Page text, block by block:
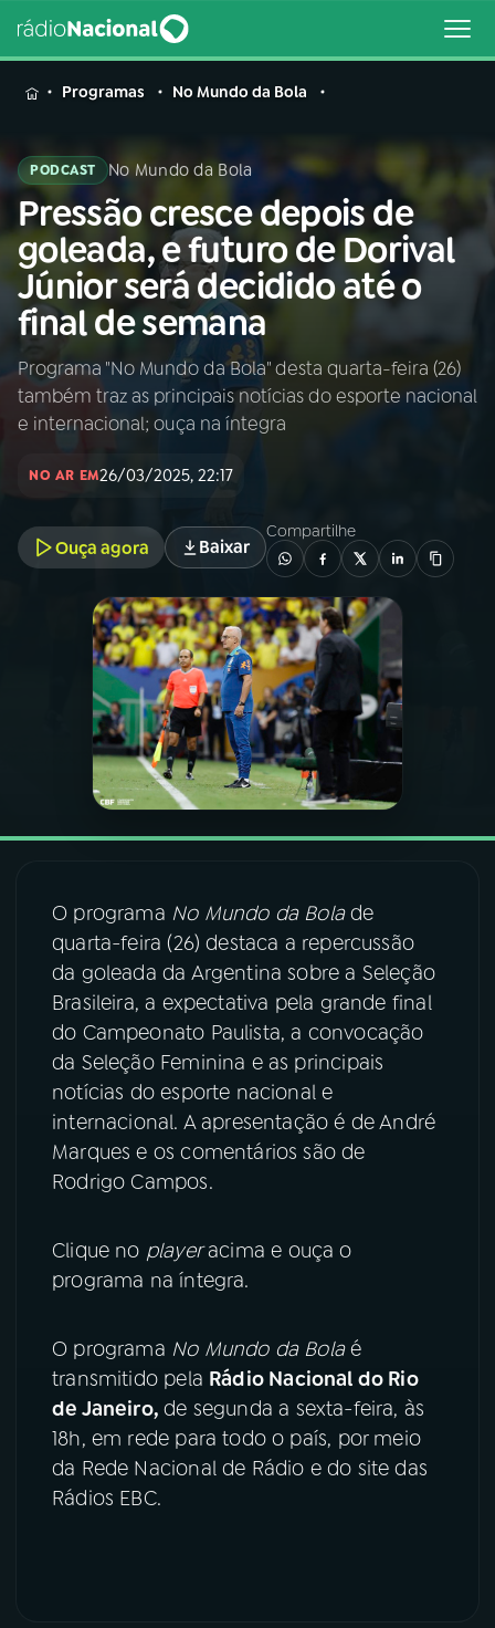
MENU
Buscar
na
Rádio
Nacional
Buscar
AO VIVO
01 INÍCIO
02A RÁDIO
03PROGRAMAÇÃO
PROGRAMAS
PODCASTS
VIDEOCASTS
07ÚLTIMAS
08FESTIVAL DE MÚSICA
ACOMPANHE A RÁDIO NACIONAL
YouTube Facebook
Instagram X
TikTok
Programas No Mundo da Bola
PODCAST No Mundo da Bola
Pressão cresce depois de
goleada, e futuro de Dorival
Júnior será decidido até o
final de semana
Programa "No Mundo da Bola" desta quarta-feira (26)
também traz as principais notícias do esporte nacional
e internacional; ouça na íntegra
NO AR EM26/03/2025, 22:17
Ouça agora Baixar
Compartilhe
O programa No Mundo da Bolade
quarta-feira (26) destaca a repercussão
da goleada da Argentina sobre a Seleção
Brasileira, a expectativa pela grande final
do Campeonato Paulista, a convocação
da Seleção Feminina e as principais
notícias do esporte nacional e
internacional. A apresentação é de André
Marques e os comentários são de
Rodrigo Campos.
Clique no playeracima e ouça o
programa na íntegra.
O programa No Mundo da Bolaé
transmitido pela Rádio Nacional do Rio
de Janeiro,de segunda a sexta-feira, às
18h, em rede para todo o país, por meio
da Rede Nacional de Rádio e do site das
Rádios EBC.